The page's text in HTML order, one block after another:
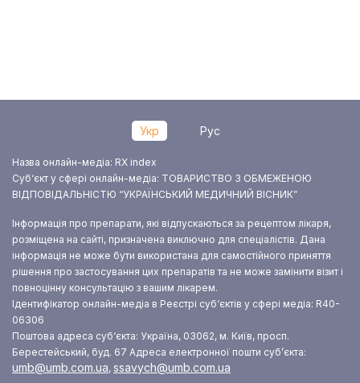
Укр Рус
Назва онлайн-медіа: RX index
Суб‘єкт у сфері онлайн-медіа: ТОВАРИСТВО З ОБМЕЖЕНОЮ
ВІДПОВІДАЛЬНІСТЮ “УКРАЇНСЬКИЙ МЕДИЧНИЙ ВІСНИК”
Інформація про препарати, які відпускаються за рецептом лікаря,
розміщена на сайті, призначена виключно для спеціалістів. Дана
інформація не може бути використана для самостійного приняття
рішення про застосування цих препаратів та не може замінити візит і
повноцінну консультацію з вашим лікарем.
Ідентифікатор онлайн-медіа в Реєстрі суб‘єктів у сфері медіа: R40-
06306
Поштова адреса суб‘єкта: Україна, 03062, м. Київ, просп.
Берестейський, буд. 67 Адреса електронної пошти суб’єкта:
umb@umb.com.ua, ssavych@umb.com.ua